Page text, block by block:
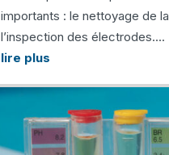
importants : le nettoyage de
l’inspection des électrodes....
lire plus